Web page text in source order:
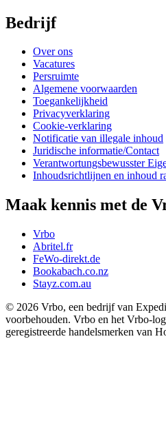
Bedrijf
Over ons
Vacatures
Persruimte
Algemene voorwaarden
Toegankelijkheid
Privacyverklaring
Cookie-verklaring
Notificatie van illegale inhoud
Juridische informatie/Contact
Verantwortungsbewusster
Inhoudsrichtlijnen en inhoud
Maak kennis met de
Vrbo
Abritel.fr
FeWo-direkt.de
Bookabach.co.nz
Stayz.com.au
© 2026 Vrbo, een bedrijf van
voorbehouden. Vrbo en het Vrbo-
geregistreerde handelsmerken van